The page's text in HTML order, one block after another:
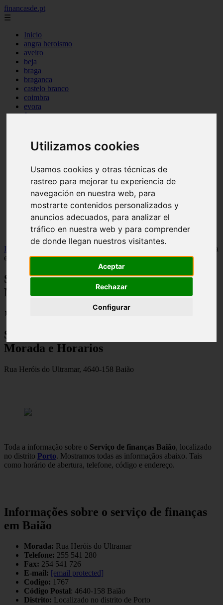
Utilizamos cookies
Usamos cookies y otras técnicas de
rastreo para mejorar tu experiencia de
navegación en nuestra web, para
mostrarte contenidos personalizados y
anuncios adecuados, para analizar el
tráfico en nuestra web y para comprender
de donde llegan nuestros visitantes.
Aceptar
Rechazar
Configurar
financasde.pt
☰
Inicio
angra heroismo
aveiro
beja
braga
braganca
castelo branco
coimbra
evora
faro
leiria
lisboa
ponta delgada
portalegre
porto
santarem
setubal
viana castelo
vila real
viseu
Inicio
Serviço de finanças Baião - Contactos, Morada
e Horarios
Serviço de finanças Baião - Contactos,
Morada e Horarios
📅 03/09/2025
Serviço de finanças Baião – Contactos,
Morada e Horarios
Rua Heróis do Ultramar, 4640-158 Baião
Toda a informação sobre o Serviço de finanças Baião, localizado
no distrito Porto. Mostramos todas as informaçãos abaixo. Tais
como horário de abertura, telefone, código e endereço.
Informações sobre o serviço de finanças
em Baião
Morada: Rua Heróis do Ultramar
Telefone: 255 541 280
Fax: 254 541 726
E-mail: [email protected]
Codigo: 1767
Código Postal: 4640-158 Baião
Distrito: Localizado no distrito de Porto